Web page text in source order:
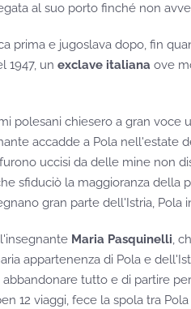
al suo porto finché non
prima e jugoslava dopo, fin
1947, un exclave italiana ove
polesani chiesero a gran voce
accadde a Pola nell'estate
uccisi da delle mine non
sfiduciò la maggioranza della
gran parte dell'Istria, Pola
Maria Pasquinelli,
appartenenza di Pola e
tutto e di partire
12 viaggi, fece la spola tra